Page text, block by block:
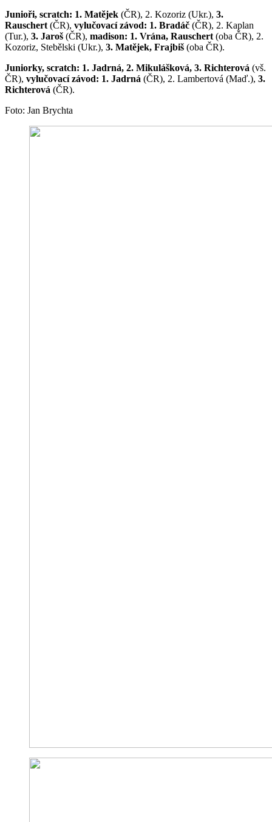
Junioři, scratch: 1. Matějek (ČR), 2. Kozoriz (Ukr.), 3.
Rauschert (ČR), vylučovací závod: 1. Bradáč (ČR), 2. Kaplan
(Tur.), 3. Jaroš (ČR), madison: 1. Vrána, Rauschert (oba ČR), 2.
Kozoriz, Stebělski (Ukr.), 3. Matějek, Frajbiš (oba ČR).
Juniorky, scratch: 1. Jadrná, 2. Mikulášková, 3. Richterová (vš.
ČR), vylučovací závod: 1. Jadrná (ČR), 2. Lambertová (Maď.), 3.
Richterová (ČR).
Foto: Jan Brychta